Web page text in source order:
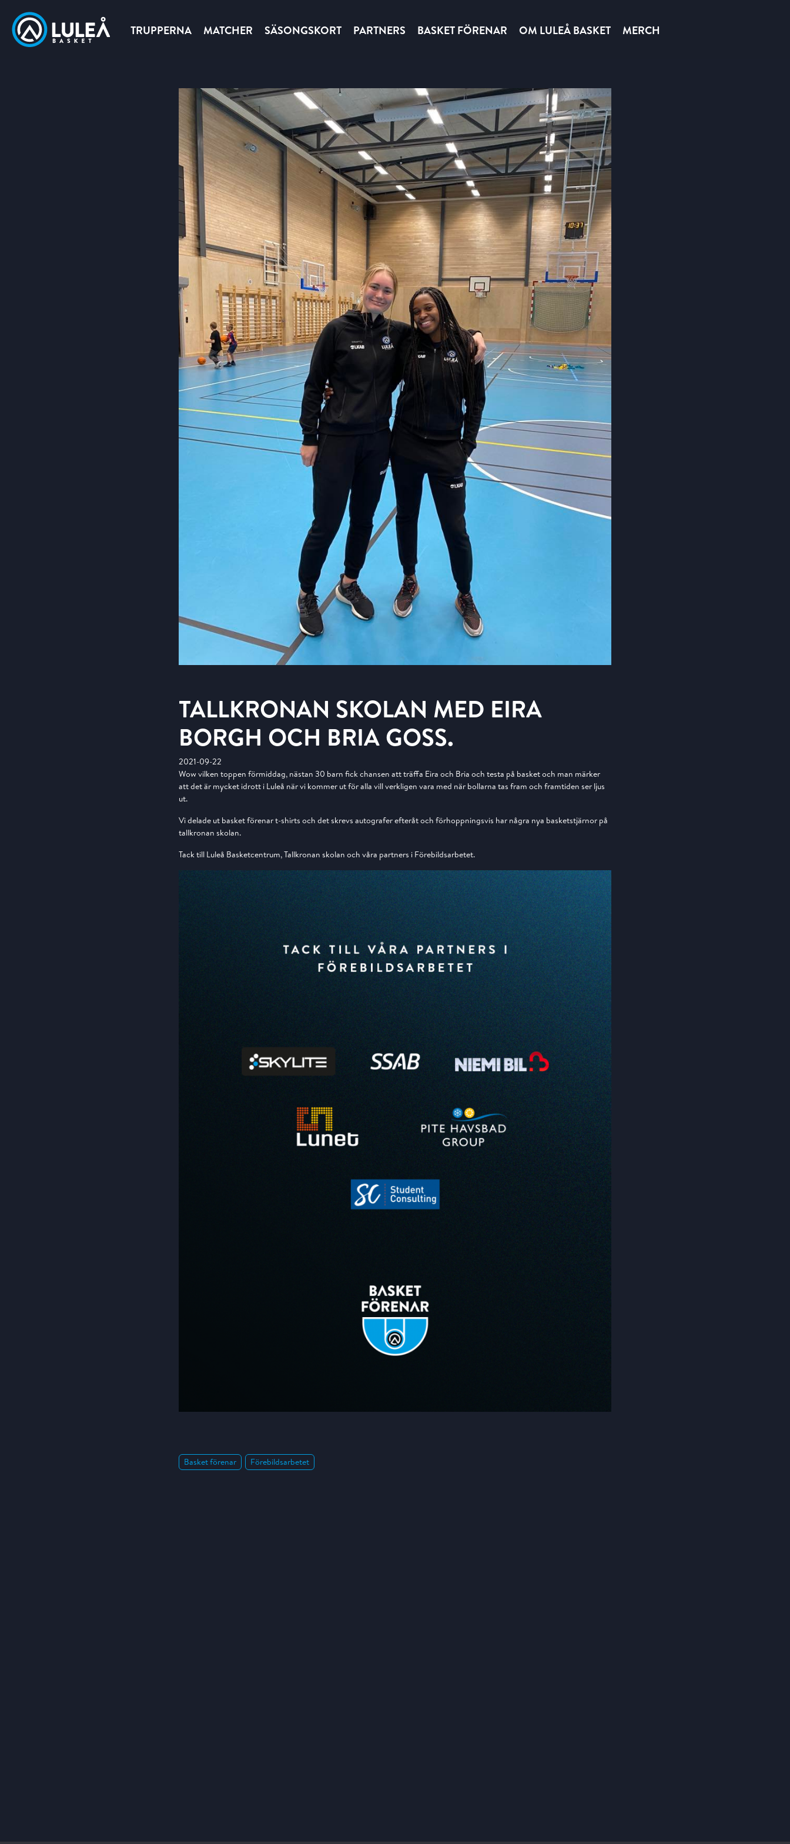
TRUPPERNA MATCHER SÄSONGSKORT PARTNERS BASKET FÖRENAR OM LULEÅ BASKET MERCH
TALLKRONAN SKOLAN MED EIRA
BORGH OCH BRIA GOSS.
2021-09-22
Wow vilken toppen förmiddag, nästan 30 barn fick chansen att träffa Eira och Bria och testa på basket och man märker
att det är mycket idrott i Luleå när vi kommer ut för alla vill verkligen vara med när bollarna tas fram och framtiden ser ljus
ut.
Vi delade ut basket förenar t-shirts och det skrevs autografer efteråt och förhoppningsvis har några nya basketstjärnor på
tallkronan skolan.
Tack till Luleå Basketcentrum, Tallkronan skolan och våra partners i Förebildsarbetet.
Basket förenar Förebildsarbetet